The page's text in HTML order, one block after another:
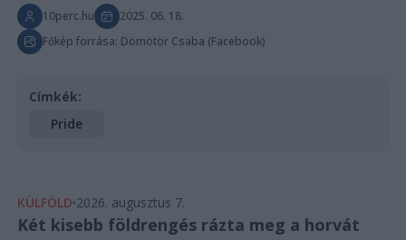
10perc.hu
2025. 06. 18.
Főkép forrása: Dömötör Csaba (Facebook)
Címkék:
Pride
KÜLFÖLD 2026. augusztus 7.
Két kisebb földrengés rázta meg a horvát